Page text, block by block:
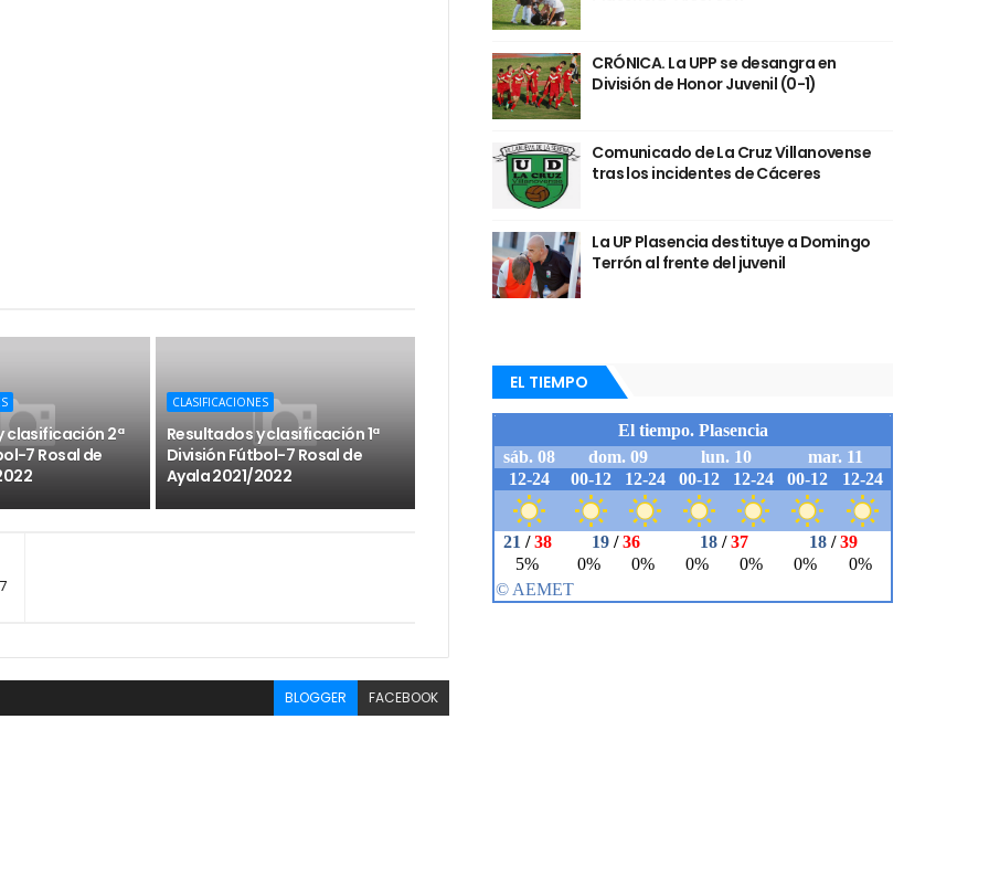
clasificación 2ª
7 Rosal de
CLASIFICACIONES
Resultados y clasificación 1ª
División Fútbol-7 Rosal de
Ayala 2021/2022
BLOGGER FACEBOOK
CRÓNICA. La UPP se desangra en
División de Honor Juvenil (0-1)
Comunicado de La Cruz Villanovense
tras los incidentes de Cáceres
La UP Plasencia destituye a Domingo
Terrón al frente del juvenil
EL TIEMPO